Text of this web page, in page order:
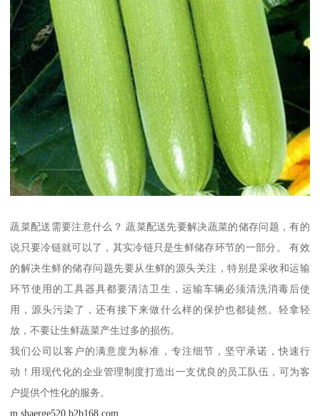
蔬菜配送需要注意什么？ 蔬菜配送先要解决蔬菜的储存问题，有的
说只要冷链就可以了，其实冷链只是生鲜储存环节的一部分。 有效
的解决生鲜的储存问题先要从生鲜的源头关注，特别是采收和运输
环节使用的工具器具都要清洁卫生，运输车辆必须清洗消毒后使
用，源头污染了，还有接下来做什么样的保护也都徒然。轻拿轻
放，不要让生鲜蔬菜产生过多的损伤。
我们公司以客户的满意度为标准，专注细节，坚守承诺，快速行
动！用现代化的企业管理制度打造出一支优良的员工队伍，可为客
户提供个性化的服务。
m.shaerge520.b2b168.com